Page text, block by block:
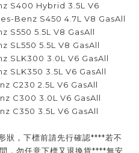
S400 Hybrid 3.5L V6
Benz S450 4.7L V8 GasAll
S550 5.5L V8 GasAll
SL550 5.5L V8 GasAll
SLK300 3.0L V6 GasAll
SLK350 3.5L V6 GasAll
C230 2.5L V6 GasAll
C300 3.0L V6 GasAll
C350 3.5L V6 GasAll
狀，下標前請先行確認****若不
，勿任意下標又退換貨****無安